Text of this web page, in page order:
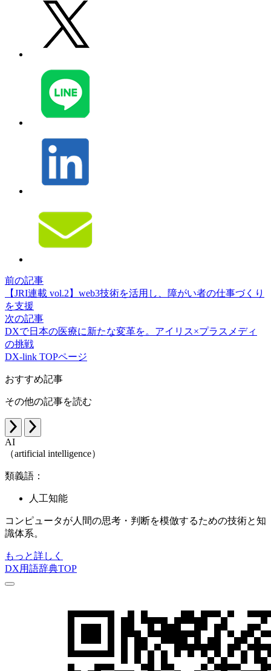
前の記事
【JRI連載 vol.2】web3技術を活用し、障がい者の仕事づくり
を支援
次の記事
DXで日本の医療に新たな変革を。アイリス×プラスメディ
の挑戦
DX-link TOPページ
おすすめ記事
その他の記事を読む
AI
（artificial intelligence）
類義語：
人工知能
コンピュータが人間の思考・判断を模倣するための技術と知
識体系。
もっと詳しく
DX用語辞典TOP